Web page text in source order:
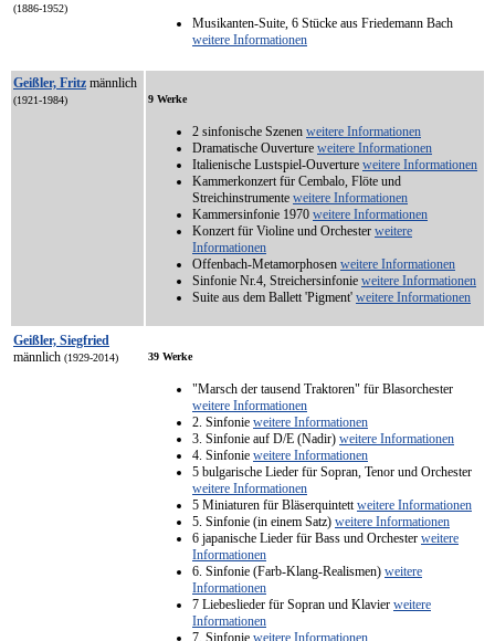
(1886-1952)
Musikanten-Suite, 6 Stücke aus Friedemann Bach
weitere Informationen
Geißler, Fritz männlich
(1921-1984) 9 Werke
2 sinfonische Szenen weitere Informationen
Dramatische Ouverture weitere Informationen
Italienische Lustspiel-Ouverture weitere Informationen
Kammerkonzert für Cembalo, Flöte und
Streichinstrumente weitere Informationen
Kammersinfonie 1970 weitere Informationen
Konzert für Violine und Orchester weitere
Informationen
Offenbach-Metamorphosen weitere Informationen
Sinfonie Nr.4, Streichersinfonie weitere Informationen
Suite aus dem Ballett 'Pigment' weitere Informationen
Geißler, Siegfried
männlich (1929-2014) 39 Werke
"Marsch der tausend Traktoren" für Blasorchester
weitere Informationen
2. Sinfonie weitere Informationen
3. Sinfonie auf D/E (Nadir) weitere Informationen
4. Sinfonie weitere Informationen
5 bulgarische Lieder für Sopran, Tenor und Orchester
weitere Informationen
5 Miniaturen für Bläserquintettweitere Informationen
5. Sinfonie (in einem Satz) weitere Informationen
6 japanische Lieder für Bass und Orchester weitere
Informationen
6. Sinfonie (Farb-Klang-Realismen) weitere
Informationen
7 Liebeslieder für Sopran und Klavier weitere
Informationen
7. Sinfonie weitere Informationen